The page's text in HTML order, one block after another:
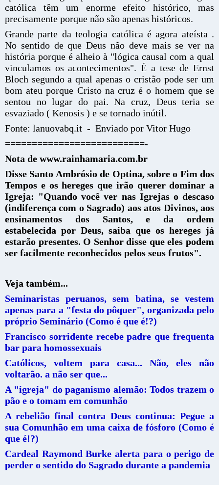
católica têm um enorme efeito histórico, mas
precisamente porque não são apenas históricos.
Grande parte da teologia católica é agora ateísta .
No sentido de que Deus não deve mais se ver na
história porque é alheio à "lógica causal com a qual
vinculamos os acontecimentos". É a tese de Ernst
Bloch segundo a qual apenas o cristão pode ser um
bom ateu porque Cristo na cruz é o homem que se
sentou no lugar do pai. Na cruz, Deus teria se
esvaziado ( Kenosis ) e se tornado inútil.
Fonte: lanuovabq.it - Enviado por Vitor Hugo
==========================-
Nota de www.rainhamaria.com.br
Disse Santo Ambrósio de Optina, sobre o Fim dos
Tempos e os hereges que irão querer dominar a
Igreja: "Quando você ver nas Igrejas o descaso
(indiferença com o Sagrado) aos atos Divinos, aos
ensinamentos dos Santos, e da ordem
estabelecida por Deus, saiba que os hereges já
estarão presentes. O Senhor disse que eles podem
ser facilmente reconhecidos pelos seus frutos".
Veja também...
Seminaristas peruanos, sem batina, se vestem
apenas para a "festa do pôquer", organizada pelo
próprio Seminário (Como é que é!?)
Francisco sorridente recebe padre que frequenta
bar para homossexuais
Católicos, voltem para casa... Não, eles não
voltarão. a não ser que...
A "igreja" do paganismo alemão: Todos trazem o
pão e o tomam em comunhão
A rebelião final contra Deus continua: Pegue a
sua Comunhão em uma caixa de fósforo (Como é
que é!?)
Cardeal Raymond Burke alerta para o perigo de
perder o sentido do Sagrado durante a pandemia